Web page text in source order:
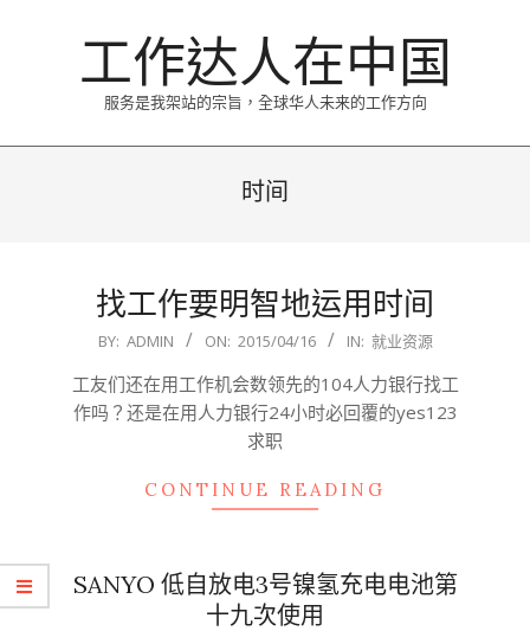
工作达人在中国
服务是我架站的宗旨，全球华人未来的工作方向
时间
找工作要明智地运用时间
2015-
16
BY: ADMIN ON: 2015/04/16 IN: 就业资源
工友们还在用工作机会数领先的104人力银行找工
作吗？还是在用人力银行24小时必回覆的yes123
求职
CONTINUE READING
SANYO 低自放电3号镍氢充电电池第
十九次使用